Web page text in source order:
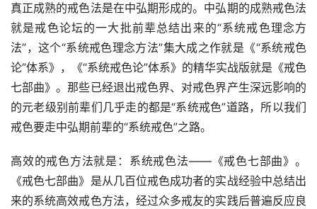
真正成熟的戒色法是在中弘期形成的。中弘期的成熟戒色法
就是戒色论坛的一大批前辈总结出来的“系统戒色理念方
法”，这个“系统戒色理念方法”集大成之作就是《“系统戒色
论”体系》，《“系统戒色论”体系》的精华实战版就是《戒色
七部曲》。那些已经退出戒色界、对戒色界产生深远影响的
的元老级别前辈们几乎走的都是“系统戒色”道路，所以我们
戒色要走中弘期前辈的“系统戒色”之路。
高效的戒色方法就是：系统戒色法——《戒色七部曲》。
《戒色七部曲》是从几百位戒色成功者的实战经验中总结出
来的系统高效戒色方法，经过众多戒友的实践后普遍反应良